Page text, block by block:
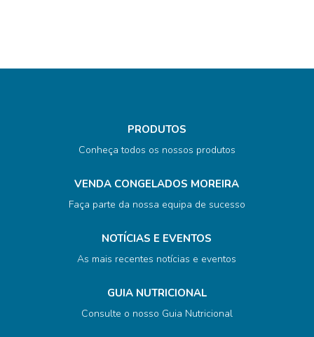
PRODUTOS
Conheça todos os nossos produtos
VENDA CONGELADOS MOREIRA
Faça parte da nossa equipa de sucesso
NOTÍCIAS E EVENTOS
As mais recentes notícias e eventos
GUIA NUTRICIONAL
Consulte o nosso Guia Nutricional